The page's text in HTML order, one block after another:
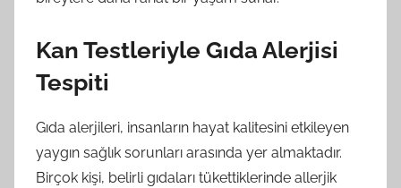
Kan Testleriyle Gıda Alerjisi
Tespiti
Gıda alerjileri, insanların hayat kalitesini etkileyen
yaygın sağlık sorunları arasında yer almaktadır.
Birçok kişi, belirli gıdaları tükettiklerinde allerjik